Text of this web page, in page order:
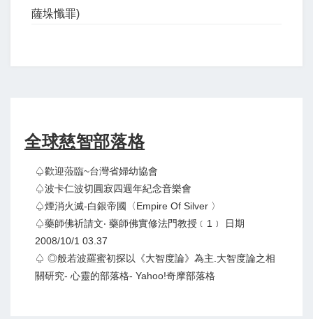
薩垛懺罪)
全球慈智部落格
♤歡迎蒞臨~台灣省婦幼協會
♤波卡仁波切圓寂四週年紀念音樂會
♤煙消火滅-白銀帝國〈Empire Of Silver 〉
♤藥師佛祈請文‧ 藥師佛實修法門教授﹝1﹞ 日期
2008/10/1 03.37
♤ ◎般若波羅蜜初探以《大智度論》為主.大智度論之相
關研究- 心靈的部落格- Yahoo!奇摩部落格